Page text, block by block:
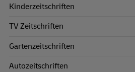
Kinderzeitschriften
TV Zeitschriften
Gartenzeitschriften
Autozeitschriften